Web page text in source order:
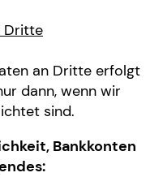
Dritte
an Dritte erfolgt
dann, wenn wir
sind.
Bankkonten